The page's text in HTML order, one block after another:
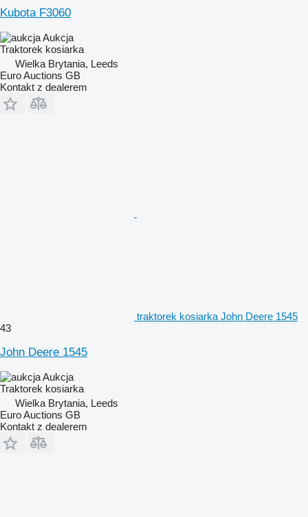
Kubota F3060
Aukcja
Traktorek kosiarka
Wielka Brytania, Leeds
Euro Auctions GB
Kontakt z dealerem
traktorek kosiarka John Deere 1545
43
John Deere 1545
Aukcja
Traktorek kosiarka
Wielka Brytania, Leeds
Euro Auctions GB
Kontakt z dealerem